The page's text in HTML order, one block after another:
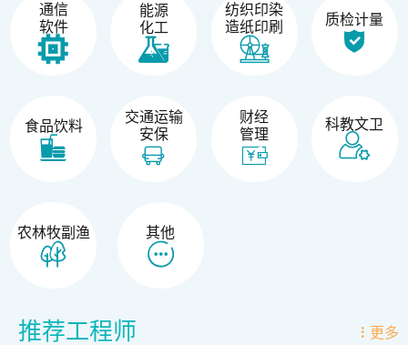
通信
软件
能源
化工
纺织印染
造纸印刷
质检计量
食品饮料
交通运输
安保
财经
管理
科教文卫
农林牧副渔 其他
推荐工程师 更多